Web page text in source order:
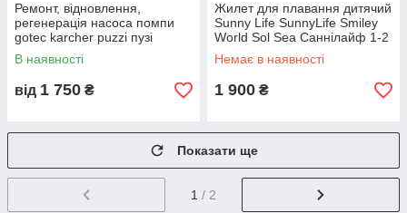
Ремонт, відновлення,
регенерація насоса помпи
gotec karcher puzzi пузі
В наявності
від 1 750 ₴
Жилет для плавання дитячий
Sunny Life SunnyLife Smiley
World Sol Sea Саннілайф 1-2
роки
Немає в наявності
1 900 ₴
Показати ще
1 / 2